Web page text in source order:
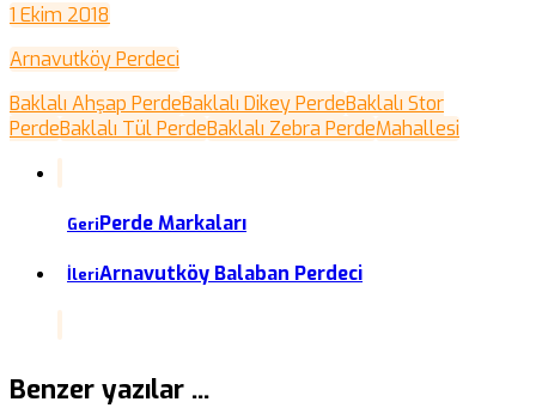
1 Ekim 2018
Arnavutköy Perdeci
Baklalı Ahşap PerdeBaklalı Dikey PerdeBaklalı Stor
PerdeBaklalı Tül PerdeBaklalı Zebra PerdeMahallesi
GeriPerde Markaları
İleriArnavutköy Balaban Perdeci
Benzer yazılar ...